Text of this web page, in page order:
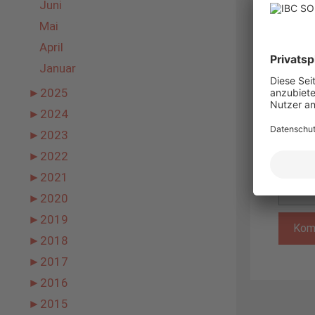
Name
Juni
Mai
April
Januar
► 2025
► 2024
► 2023
► 2022
► 2021
► 2020
► 2019
► 2018
► 2017
► 2016
► 2015